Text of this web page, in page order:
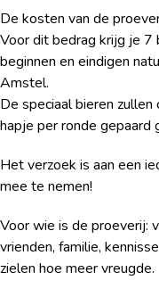
De kosten van de
Voor dit bedrag krijg je 7
beginnen en eindigen
Amstel.
De speciaal bieren
hapje per ronde gepaard
Het verzoek is aan een
mee te nemen!
Voor wie is de proeverij:
vrienden, familie,
zielen hoe meer vreugde.